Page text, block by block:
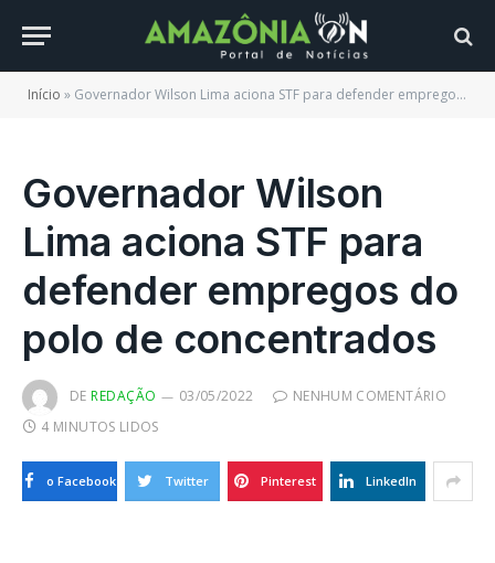
Início » Governador Wilson Lima aciona STF para defender empregos do polo de concentrados
Governador Wilson
Lima aciona STF para
defender empregos do
polo de concentrados
DE REDAÇÃO 03/05/2022
NENHUM COMENTÁRIO
4 MINUTOS LIDOS
o Facebook Twitter Pinterest LinkedIn